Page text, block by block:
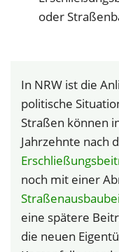
oder
In NRW ist die
politische
Straßen können
Jahrzehnte nach
noch mit einer
eine spätere
die neuen